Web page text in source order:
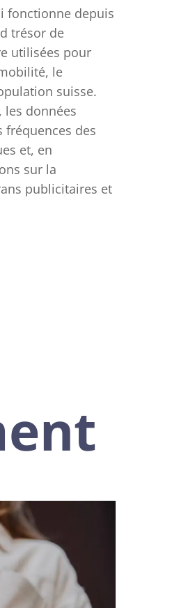
fonctionne depuis
trésor de
utilisées pour
le
suisse.
les données
des
et, en
sur la
publicitaires et